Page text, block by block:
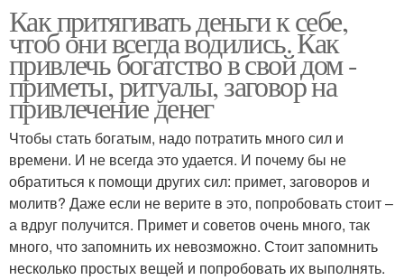
Как притягивать деньги к себе,
чтоб они всегда водились. Как
привлечь богатство в свой дом -
приметы, ритуалы, заговор на
привлечение денег
Чтобы стать богатым, надо потратить много сил и
времени. И не всегда это удается. И почему бы не
обратиться к помощи других сил: примет, заговоров и
молитв? Даже если не верите в это, попробовать стоит –
а вдруг получится. Примет и советов очень много, так
много, что запомнить их невозможно. Стоит запомнить
несколько простых вещей и попробовать их выполнять.